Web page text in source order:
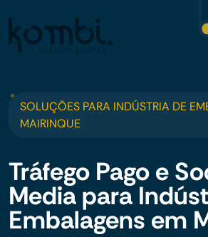
SOLUÇÕES PARA INDÚSTRIA DE
MAIRINQUE
Tráfego Pago e
Media para
Embalagens em